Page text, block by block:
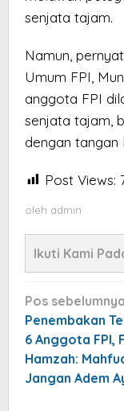
senjata tajam.
Namun,
Umum FPI,
anggota FPI
senjata tajam,
dengan tangan
Post Views:
oleh admin
Ikuti Kami
Navigasi
pos
Pos sebelumnya
Penembakan
6 Anggota FPI,
Hamzah:
Jangan Adem